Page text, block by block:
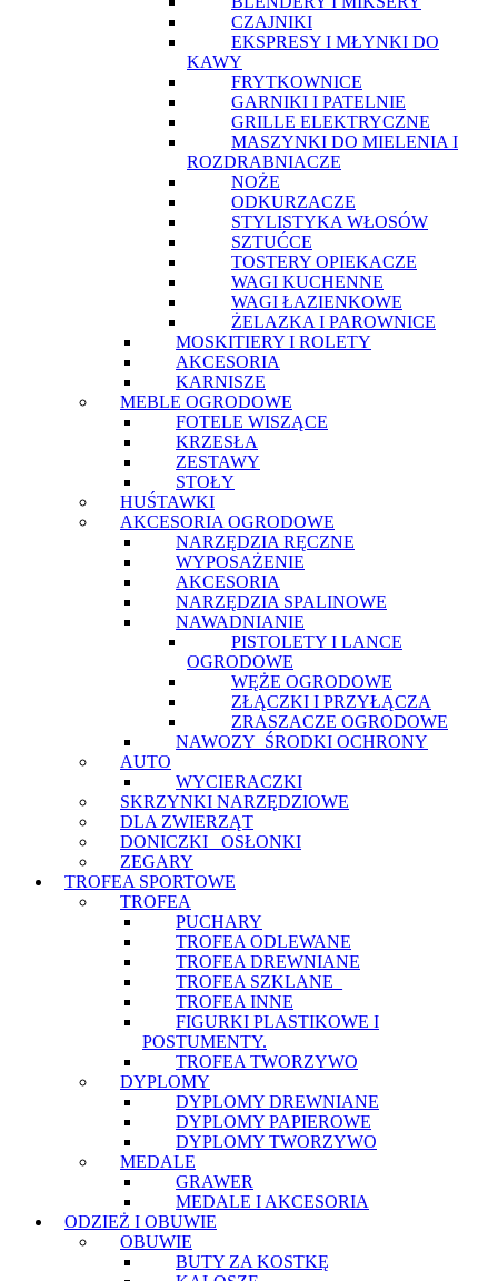
CZAJNIKI
EKSPRESY I MŁYNKI DO
KAWY
FRYTKOWNICE
GARNIKI I PATELNIE
GRILLE ELEKTRYCZNE
MASZYNKI DO MIELENIA I
ROZDRABNIACZE
NOŻE
ODKURZACZE
STYLISTYKA WŁOSÓW
SZTUĆCE
TOSTERY OPIEKACZE
WAGI KUCHENNE
WAGI ŁAZIENKOWE
ŻELAZKA I PAROWNICE
MOSKITIERY I ROLETY
AKCESORIA
KARNISZE
MEBLE OGRODOWE
FOTELE WISZĄCE
KRZESŁA
ZESTAWY
STOŁY
HUŚTAWKI
AKCESORIA OGRODOWE
NARZĘDZIA RĘCZNE
WYPOSAŻENIE
AKCESORIA
NARZĘDZIA SPALINOWE
NAWADNIANIE
PISTOLETY I LANCE
OGRODOWE
WĘŻE OGRODOWE
ZŁĄCZKI I PRZYŁĄCZA
ZRASZACZE OGRODOWE
NAWOZY_ŚRODKI OCHRONY
AUTO
WYCIERACZKI
SKRZYNKI NARZĘDZIOWE
DLA ZWIERZĄT
DONICZKI_ OSŁONKI
ZEGARY
TROFEA SPORTOWE
TROFEA
PUCHARY
TROFEA ODLEWANE
TROFEA DREWNIANE
TROFEA SZKLANE_
TROFEA INNE
FIGURKI PLASTIKOWE I
POSTUMENTY.
TROFEA TWORZYWO
DYPLOMY
DYPLOMY DREWNIANE
DYPLOMY PAPIEROWE
DYPLOMY TWORZYWO
MEDALE
GRAWER
MEDALE I AKCESORIA
ODZIEŻ I OBUWIE
OBUWIE
BUTY ZA KOSTKĘ